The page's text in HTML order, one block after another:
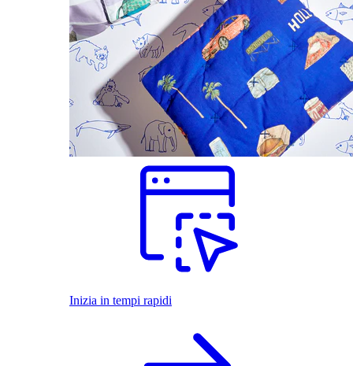
Inizia in tempi rapidi